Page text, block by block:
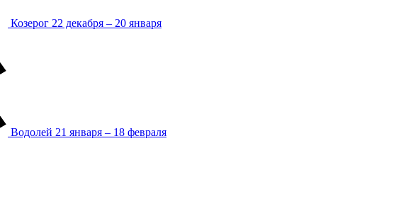
Козерог 22 декабря – 20 января
Водолей 21 января – 18 февраля